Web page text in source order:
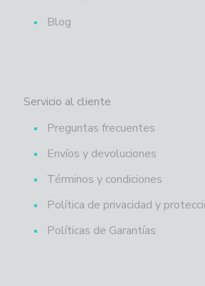
Blog
Servicio al cliente
Preguntas frecuentes
Envíos y devoluciones
Términos y condiciones
Política de privacidad y
Políticas de Garantías